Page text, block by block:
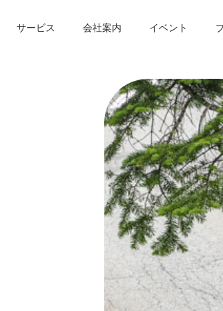
サービス 会社案内 イベント